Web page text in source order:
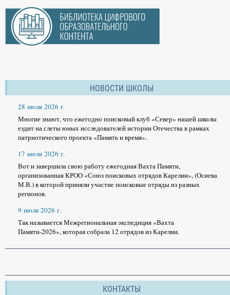
НОВОСТИ ШКОЛЫ
28 июля 2026 г.
Многие знают, что ежегодно поисковый клуб «Север» нашей школы
ездит на слеты юных исследователей истории Отечества в рамках
патриотического проекта «Память и время».
17 июля 2026 г.
Вот и завершила свою работу ежегодная Вахта Памяти,
организованная КРОО «Союз поисковых отрядов Карелии», (Осиева
М.В.) в которой приняли участие поисковые отряды из разных
регионов.
9 июля 2026 г.
Так называется Межрегиональная экспедиция «Вахта
Памяти-2026», которая собрала 12 отрядов из Карелии.
КОНТАКТЫ